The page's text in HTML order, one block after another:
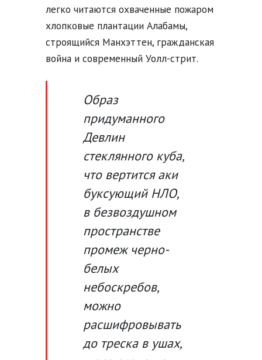
легко читаются охваченные пожаром
хлопковые плантации Алабамы,
строящийся Манхэттен, гражданская
война и современный Уолл-стрит.
Образ
придуманного
Девлин
стеклянного куба,
что вертится аки
буксующий НЛО,
в безвоздушном
пространстве
промеж черно-
белых
небоскребов,
можно
расшифровывать
до треска в ушах,